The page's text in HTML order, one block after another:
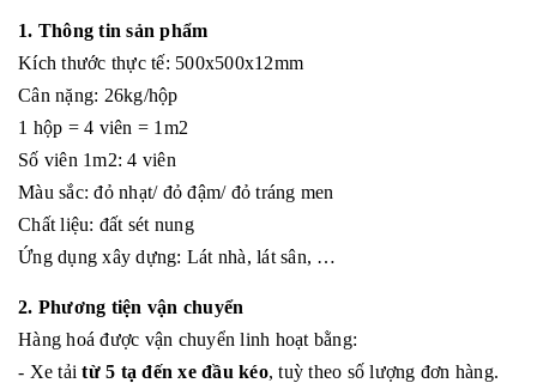
1. Thông tin sản phẩm
Kích thước thực tế: 500x500x12mm
Cân nặng: 26kg/hộp
1 hộp = 4 viên = 1m2
Số viên 1m2: 4 viên
Màu sắc: đỏ nhạt/ đỏ đậm/ đỏ tráng men
Chất liệu: đất sét nung
Ứng dụng xây dựng: Lát nhà, lát sân, …
2. Phương tiện vận chuyển
Hàng hoá được vận chuyển linh hoạt bằng:
- Xe tảitừ 5 tạ đến xe đầu kéo, tuỳ theo số lượng đơn hàng.